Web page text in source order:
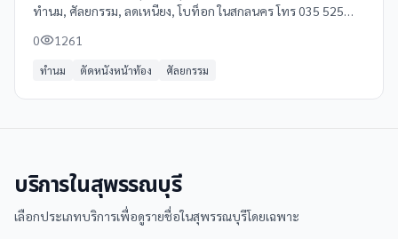
ทำนม, ศัลยกรรม, ลดเหนียง, โบท็อก ในสกลนคร โทร 035 525
0 1261
ทำนม ตัดหนังหน้าท้อง ศัลยกรรม
บริการในสุพรรณบุรี
เลือกประเภทบริการเพื่อดูรายชื่อในสุพรรณบุรีโดยเฉพาะ